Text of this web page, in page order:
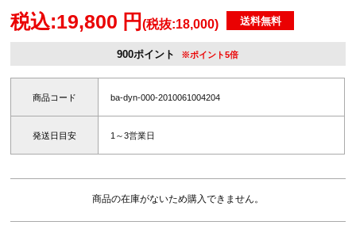
税込:19,800 円(税抜:18,000) 送料無料
900ポイント ※ポイント5倍
商品コード ba-dyn-000-2010061004204
発送日目安 1～3営業日
商品の在庫がないため購入できません。